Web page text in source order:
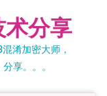
分享
淆加密大师，
享。。。